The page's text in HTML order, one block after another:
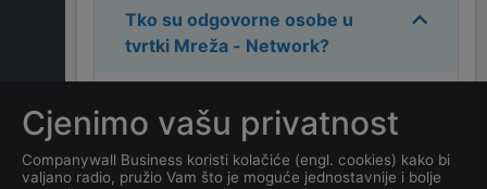
Tko su odgovorne osobe u
tvrtki Mreža - Network?
ALEKSA VUKMIROVIĆ.
Koja je adresa tvrtke Mreža -
Cjenimo vašu privatnost
Companywall Business koristi kolačiće (engl. cookies) kako bi
valjano radio, pružio Vam što je moguće jednostavnije i bolje